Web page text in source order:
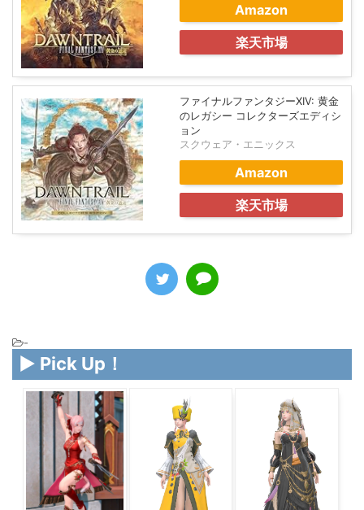
Amazon
楽天市場
ファイナルファンタジーXIV: 黄金
のレガシー コレクターズエディシ
ョン
スクウェア・エニックス
Amazon
楽天市場
-
▶ Pick Up！